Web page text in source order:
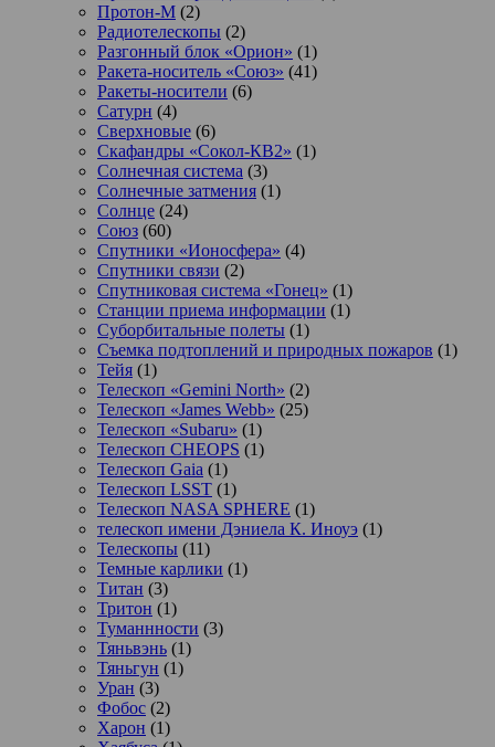
Протон-М (2)
Радиотелескопы (2)
Разгонный блок «Орион» (1)
Ракета-носитель «Союз» (41)
Ракеты-носители (6)
Сатурн (4)
Сверхновые (6)
Скафандры «Сокол-КВ2» (1)
Солнечная система (3)
Солнечные затмения (1)
Солнце (24)
Союз (60)
Спутники «Ионосфера» (4)
Спутники связи (2)
Спутниковая система «Гонец» (1)
Станции приема информации (1)
Суборбитальные полеты (1)
Съемка подтоплений и природных пожаров (1)
Тейя (1)
Телескоп «Gemini North» (2)
Телескоп «James Webb» (25)
Телескоп «Subaru» (1)
Телескоп CHEOPS (1)
Телескоп Gaia (1)
Телескоп LSST (1)
Телескоп NASA SPHERE (1)
телескоп имени Дэниела К. Иноуэ (1)
Телескопы (11)
Темные карлики (1)
Титан (3)
Тритон (1)
Туманнности (3)
Тяньвэнь (1)
Тяньгун (1)
Уран (3)
Фобос (2)
Харон (1)